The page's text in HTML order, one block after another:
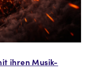
ihren Musik-